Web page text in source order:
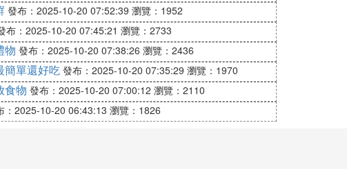
發布：2025-10-20 07:52:39 瀏覽：1952
布：2025-10-20 07:45:21 瀏覽：2733
物 發布：2025-10-20 07:38:26 瀏覽：2436
簡單還好吃 發布：2025-10-20 07:35:29 瀏覽：1970
食物 發布：2025-10-20 07:00:12 瀏覽：2110
：2025-10-20 06:43:13 瀏覽：1826